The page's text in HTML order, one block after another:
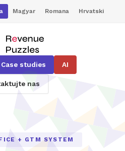
Magyar Romana Hrvatski
Case studies AI
nas
+ GTM SYSTEM